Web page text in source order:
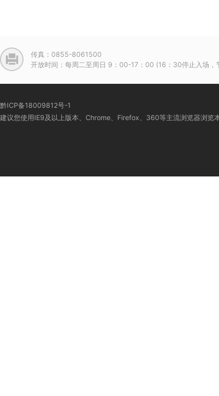
传真：0855-8061500
开放时间：每周二至周日 9：00-17：00 (16：30停止入场
黔ICP备18009812号-1
建议您使用IE9及以上版本、Chrome、Firefox、360等主流浏览器浏览